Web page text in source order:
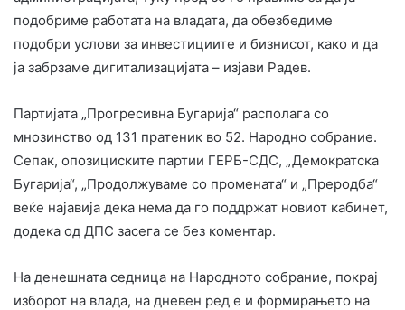
подобриме работата на владата, да обезбедиме
подобри услови за инвестициите и бизнисот, како и да
ја забрзаме дигитализацијата – изјави Радев.
Партијата „Прогресивна Бугарија“ располага со
мнозинство од 131 пратеник во 52. Народно собрание.
Сепак, опозициските партии ГЕРБ-СДС, „Демократска
Бугарија“, „Продолжуваме со промената“ и „Преродба“
веќе најавија дека нема да го поддржат новиот кабинет,
додека од ДПС засега се без коментар.
На денешната седница на Народното собрание, покрај
изборот на влада, на дневен ред е и формирањето на